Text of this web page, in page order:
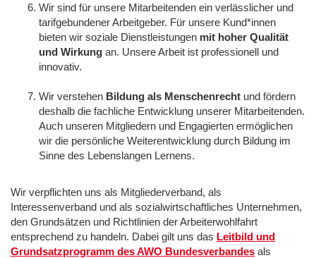
Wir sind für unsere Mitarbeitenden ein verlässlicher und
tarifgebundener Arbeitgeber. Für unsere Kund*innen
bieten wir soziale Dienstleistungen mit hoher Qualität
und Wirkung an. Unsere Arbeit ist professionell und
innovativ.
Wir verstehen Bildung als Menschenrecht und fördern
deshalb die fachliche Entwicklung unserer Mitarbeitenden.
Auch unseren Mitgliedern und Engagierten ermöglichen
wir die persönliche Weiterentwicklung durch Bildung im
Sinne des Lebenslangen Lernens.
Wir verpflichten uns als Mitgliederverband, als
Interessenverband und als sozialwirtschaftliches Unternehmen,
den Grundsätzen und Richtlinien der Arbeiterwohlfahrt
entsprechend zu handeln. Dabei gilt uns das Leitbild und
Grundsatzprogramm des AWO Bundesverbandes als